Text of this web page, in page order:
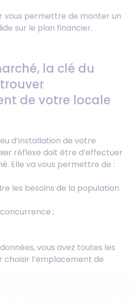
vous permettre de monter un
sur le plan financier.
la clé du
de votre locale
d’installation de votre
réflexe doit être d’effectuer
Elle va vous permettre de :
les besoins de la population
;
vous avez toutes les
l’emplacement de